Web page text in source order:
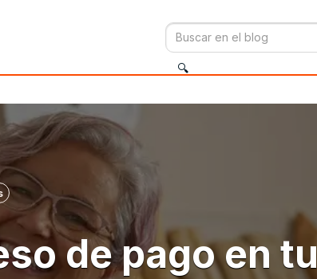
de pago en tu